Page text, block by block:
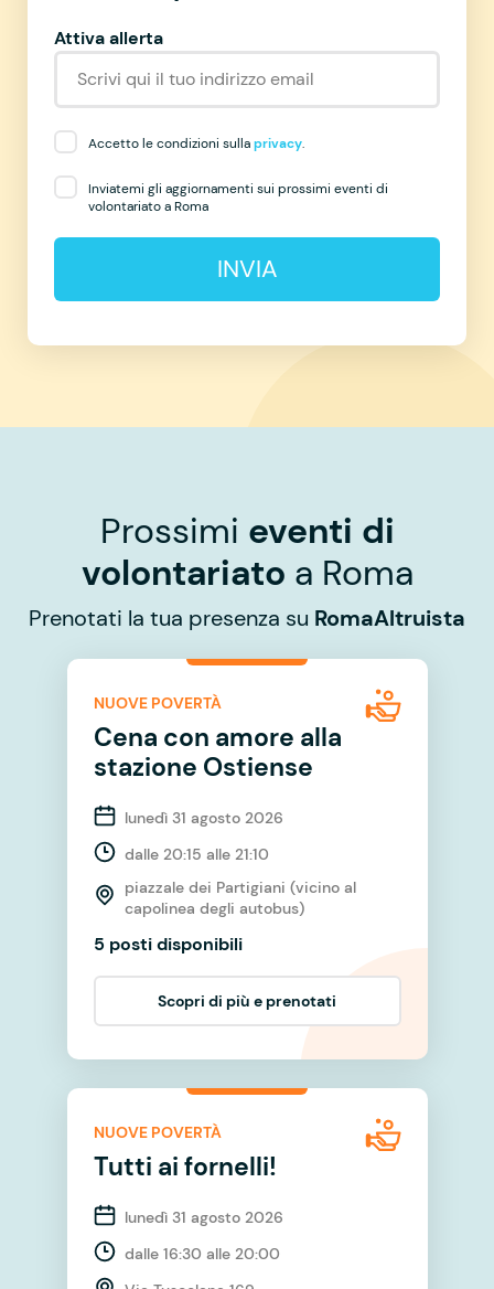
Attiva allerta
Accetto le condizioni sullaprivacy.
Inviatemi gli aggiornamenti sui prossimi eventi di
volontariato a Roma
INVIA
Prossimi eventi di
volontariato a Roma
Prenotati la tua presenza su RomaAltruista
NUOVE POVERTÀ
Cena con amore alla
stazione Ostiense
lunedì 31 agosto 2026
dalle 20:15 alle 21:10
piazzale dei Partigiani (vicino al
capolinea degli autobus)
5 posti disponibili
Scopri di più e prenotati
NUOVE POVERTÀ
Tutti ai fornelli!
lunedì 31 agosto 2026
dalle 16:30 alle 20:00